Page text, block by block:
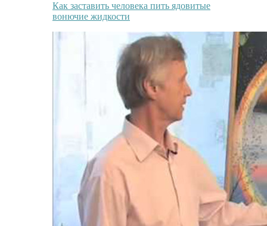
Как заставить человека пить ядовитые
вонючие жидкости